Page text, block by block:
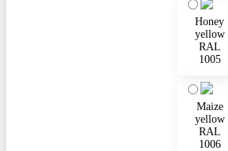
Honey
yellow
RAL
1005
Maize
yellow
RAL
1006